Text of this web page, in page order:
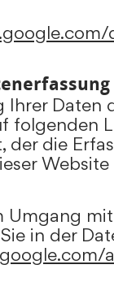
Ihrer
folgenden
die
Umgang
in der